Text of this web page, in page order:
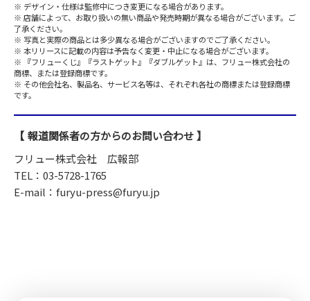
デザイン・仕様は監修中につき変更になる場合があります。
店舗によって、お取り扱いの無い商品や発売時期が異なる場合がございます。ご
了承ください。
写真と実際の商品とは多少異なる場合がございますのでご了承ください。
本リリースに記載の内容は予告なく変更・中止になる場合がございます。
『フリューくじ』『ラストゲット』『ダブルゲット』は、フリュー株式会社の
商標、または登録商標です。
その他会社名、製品名、サービス名等は、それぞれ各社の商標または登録商標
です。
報道関係者の方からのお問い合わせ
フリュー株式会社 広報部
TEL：03-5728-1765
E-mail：furyu-press@furyu.jp